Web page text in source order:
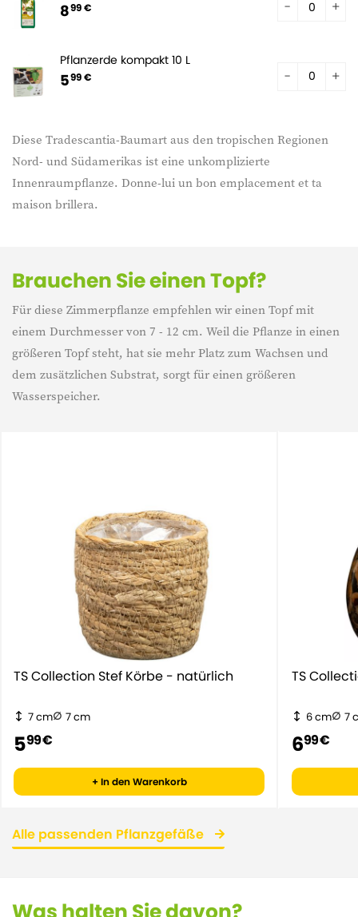
Diese Tradescantia-Baumart aus den tropischen Regionen
Nord- und Südamerikas ist eine unkomplizierte
Innenraumpflanze. Donne-lui un bon emplacement et ta
maison brillera.
899 €
Pflanzerde kompakt 10 L
599 €
Brauchen Sie einen Topf?
Für diese Zimmerpflanze empfehlen wir einen Topf mit
einem Durchmesser von 7 - 12 cm. Weil die Pflanze in einen
größeren Topf steht, hat sie mehr Platz zum Wachsen und
dem zusätzlichen Substrat, sorgt für einen größeren
Wasserspeicher.
TS Collection Stef Körbe - natürlich
7 cm 7 cm
599 €
+ In den Warenkorb
TS
6 cm 7
699 €
Alle passenden Pflanzgefäße